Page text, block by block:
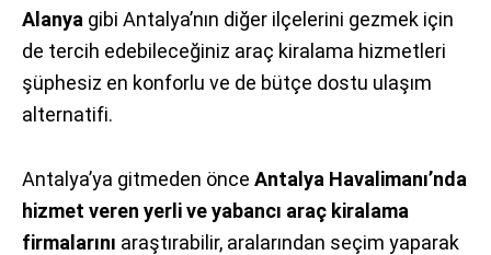
Alanya gibi Antalya’nın diğer ilçelerini gezmek için
de tercih edebileceğiniz araç kiralama hizmetleri
şüphesiz en konforlu ve de bütçe dostu ulaşım
alternatifi.
Antalya’ya gitmeden önce Antalya Havalimanı’nda
hizmet veren yerli ve yabancı araç kiralama
firmalarını araştırabilir, aralarından seçim yaparak